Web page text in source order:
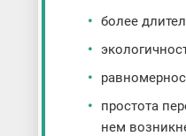
более
простота
нем